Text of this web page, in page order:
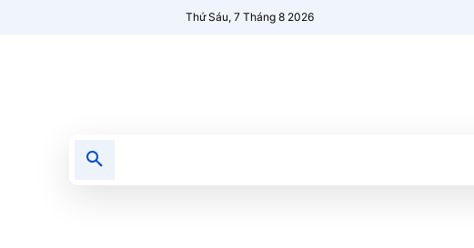
Thứ Sáu, 7 Tháng 8 2026